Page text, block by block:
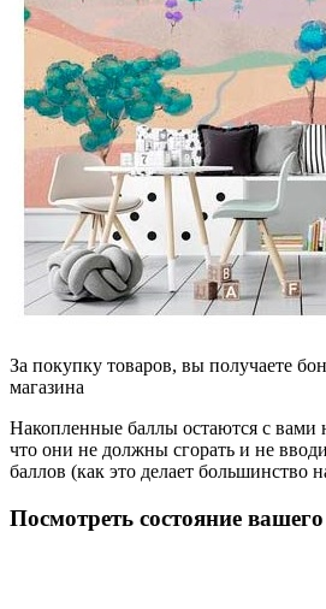
За покупку товаров, вы получаете
магазина
Накопленные баллы остаются с вами
что они не должны сгорать и не
баллов (как это делает большинство
Посмотреть состояние